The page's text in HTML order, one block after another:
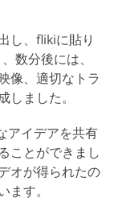
し、flikiに貼り
数分後には、
像、適切なトラ
ました。
アイデアを共有
ことができまし
オが得られたの
す。